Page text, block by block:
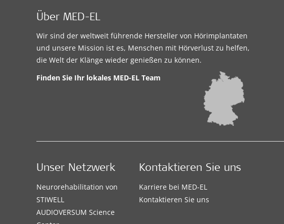
Über MED-EL
Wir sind der weltweit führende Hersteller von Hörimplantaten
und unsere Mission ist es, Menschen mit Hörverlust zu helfen,
die Welt der Klänge wieder genießen zu können.
Finden Sie Ihr lokales MED-EL Team
Unser Netzwerk
Neurorehabilitation von
STIWELL
AUDIOVERSUM Science
Kontaktieren Sie uns
Karriere bei MED-EL
Kontaktieren Sie uns